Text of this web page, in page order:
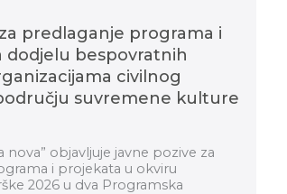
predlaganje programa i
dodjelu bespovratnih
civilnog
suvremene kulture
nova” objavljuje javne pozive za
i projekata u okviru
2026 u dva Programska